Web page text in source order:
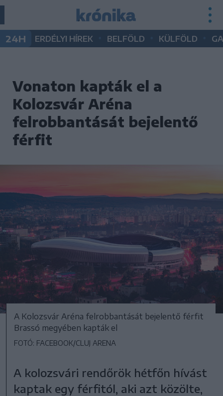
24H ERDÉLYI HÍREK BELFÖLD KÜLFÖLD
Vonaton kapták el a
Kolozsvár Aréna
felrobbantását bejelentő
férfit
A Kolozsvár Aréna felrobbantását bejelentő férfit
Brassó megyében kapták el
FOTÓ: FACEBOOK/CLUJ ARENA
A kolozsvári rendőrök hétfőn hívást
kaptak egy férfitól, aki azt közölte,